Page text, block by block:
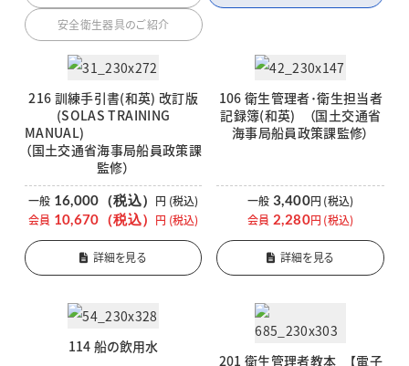
安全衛生器具のご紹介
216 訓練手引書(和英) 改訂版
(SOLAS TRAINING
MANUAL)
（国土交通省海事局船員政策課
監修）
一般 16,000（税込） 円 (税込)
会員 10,670（税込） 円 (税込)
詳細を見る
106 衛生管理者･衛生担当者
記録簿(和英) （国土交通省
海事局船員政策課監修）
一般 3,400円 (税込)
会員 2,280円 (税込)
詳細を見る
114 船の飲用水
201 衛生管理者教本 【電子